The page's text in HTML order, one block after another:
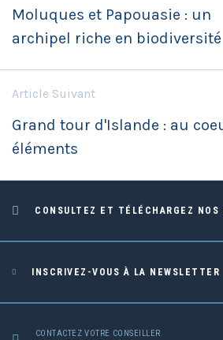
Moluques et Papouasie : un
archipel riche en biodiversité
Article Suivant
Grand tour d'Islande : au
éléments
CONSULTEZ ET TÉLÉCHARGEZ NOS
INSCRIVEZ-VOUS À LA NEWSLETTER
CONTACTEZ VOTRE CONSEILLER